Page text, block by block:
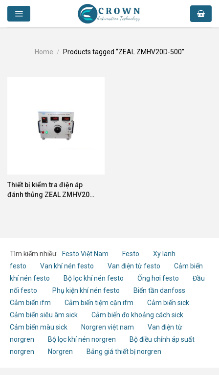
Skip
content
Home / Products tagged “ZEAL ZMHV20D-500”
Thiết bị kiểm tra điện áp
đánh thủng ZEAL ZMHV20D-
Tìm kiếm nhiều: Festo Việt Nam Festo
Xy lanh
festo
Van khí nén festo Van điện từ festo
Cảm biến
khí nén festo
Bộ lọc khí nén festo Ống hơi festo
Đầu
nối festo
Phụ kiện khí nén festo
Biến tần danfoss
Cảm biến ifm
Cảm biến tiệm cận ifm
Cảm biến sick
Cảm biến siêu âm sick
Cảm biến đo khoảng cách sick
Cảm biến màu sick
Norgren việt nam
Van điện từ
norgren
Bộ lọc khí nén norgren
Bộ điều chỉnh áp suất
norgren
Norgren Bảng giá thiết bị norgren